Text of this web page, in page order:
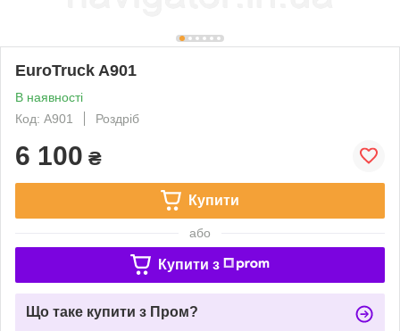
EuroTruck A901
В наявності
Код: A901
Роздріб
6 100 ₴
Купити
або
Купити з
Що таке купити з Пром?